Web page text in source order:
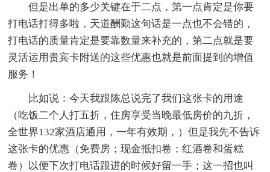
但是出单的多少关键在于二点，第一点肯定是你要
打电话打得多啦，天道酬勤这句话是一点也不会错的，
打电话的质量肯定是要靠数量来补充的，第二点就是要
灵活运用贵宾卡附送的这些优惠也就是前面提到的增值
服务！
比如说：今天我跟陈总说完了我们这张卡的用途
（吃饭二个人打五折，住房享受当晚最低房价的九折，
全世界132家酒店通用，一年有效期，）但是我先不告诉
这张卡的优惠（免费房；现金抵扣卷；红酒卷和蛋糕
卷）以便下次打电话跟进的时候好留一手；这一招也叫